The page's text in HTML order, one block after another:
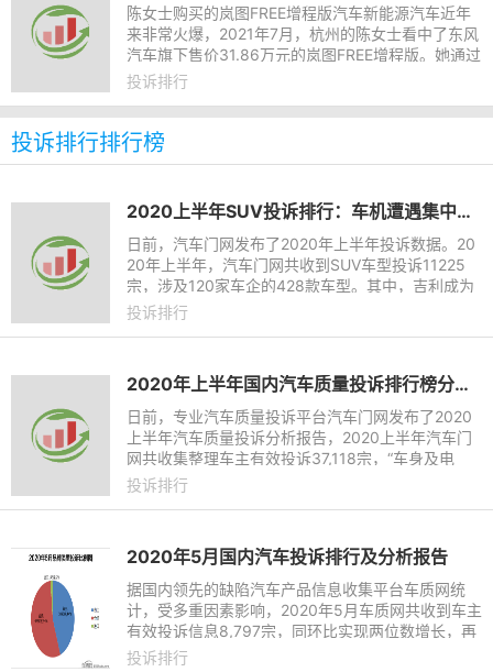
陈女士购买的岚图FREE增程版汽车新能源汽车近年
来非常火爆，2021年7月，杭州的陈女士看中了东风
汽车旗下售价31.86万元的岚图FREE增程版。她通过
在岚图汽车App上下单，成为该款新能源车的首批车
投诉排行
投诉排行排行榜
2020上半年SUV投诉排行：车机遭遇集中投诉
日前，汽车门网发布了2020年上半年投诉数据。20
20年上半年，汽车门网共收到SUV车型投诉11225
宗，涉及120家车企的428款车型。其中，吉利成为
投诉最多的品牌，投诉量达到了1444宗；大众和哈
投诉排行
2020年上半年国内汽车质量投诉排行榜分析报告
日前，专业汽车质量投诉平台汽车门网发布了2020
上半年汽车质量投诉分析报告，2020上半年汽车门
网共收集整理车主有效投诉37,118宗，“车身及电
气”、“发动机”和“售后服务”相关问题成为上半年重点
投诉排行
2020年5月国内汽车投诉排行及分析报告
据国内领先的缺陷汽车产品信息收集平台车质网统
计，受多重因素影响，2020年5月车质网共收到车主
有效投诉信息8,797宗，同环比实现两位数增长，再
次刷新了历史最高纪录，在车质网10年发展历程中
投诉排行